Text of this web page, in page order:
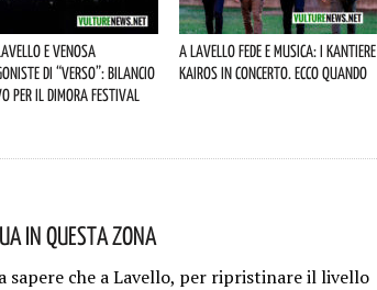
e Venosa
di “Verso”: bilancio
per il Dimora Festival
A Lavello fede e musica: i Kantiere
Kairos in concerto. Ecco quando
In Questa Zona
sapere che a Lavello, per ripristinare il livello